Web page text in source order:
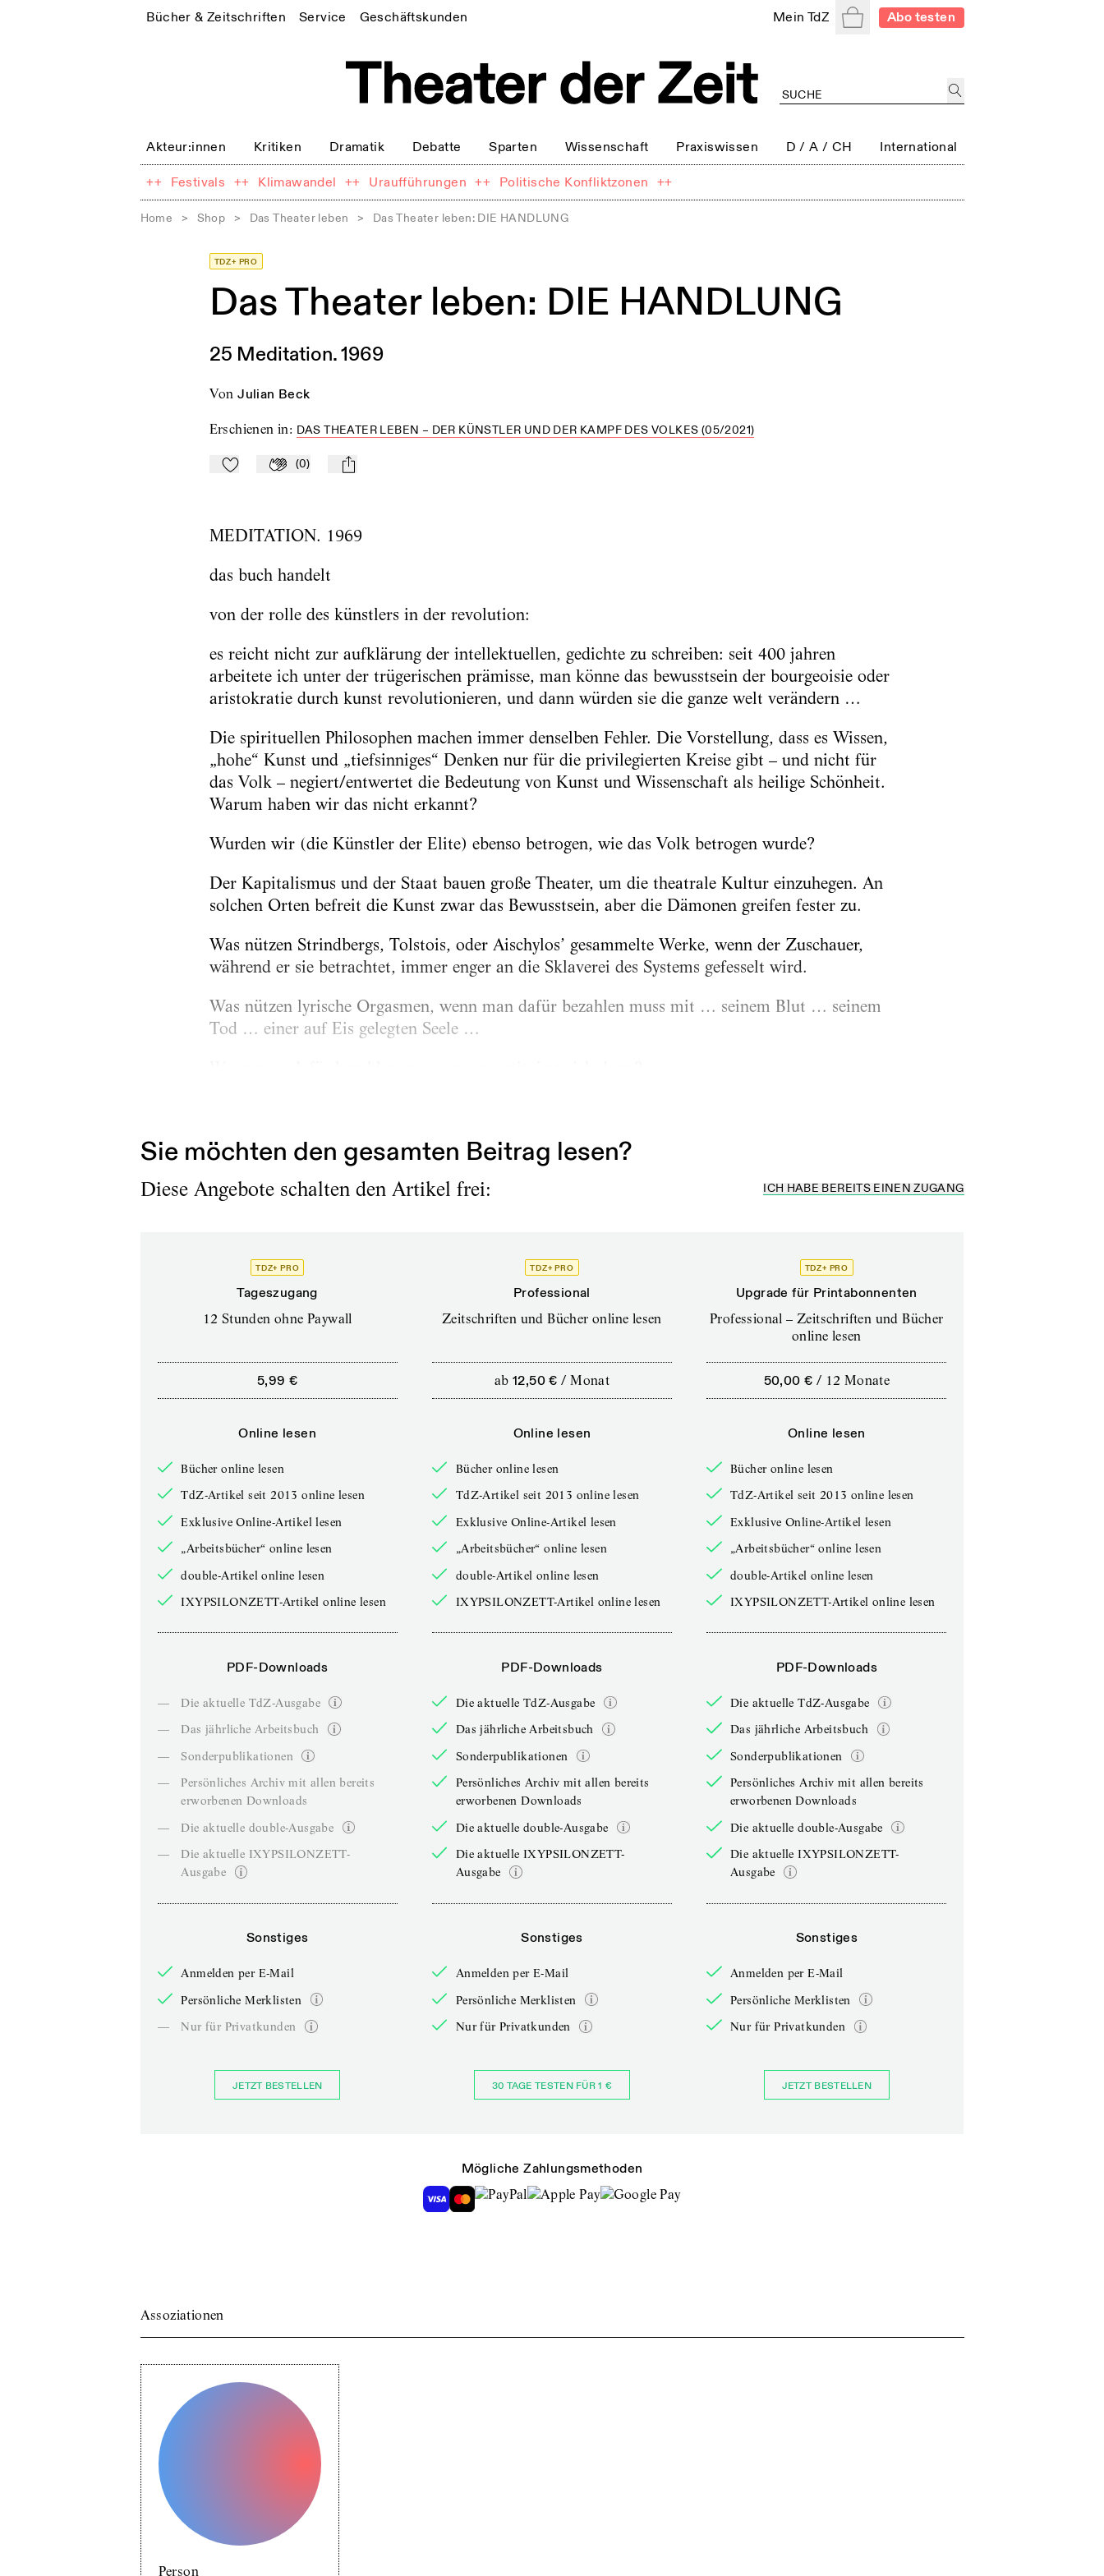
Bücher & Zeitschriften Service Geschäftskunden Mein TdZ WarenkorbAbo testen
Akteur:innen Kritiken Dramatik Debatte Sparten Wissenschaft Praxiswissen D / A / CH International
++ Festivals ++ Klimawandel ++ Uraufführungen ++ Politische Konfliktzonen ++
Home > Shop > Das Theater leben > Das Theater leben: DIE HANDLUNG
TDZ+ PRO
Das Theater leben: DIE HANDLUNG
25 Meditation. 1969
von Julian Beck
Erschienen in: DAS THEATER LEBEN – DER KÜNSTLER UND DER KAMPF DES VOLKES (05/2021)
Zu Mein-TdZ hinzufügen
Applaudieren
(0) mail
MEDITATION. 1969
das buch handelt
von der rolle des künstlers in der revolution:
es reicht nicht zur aufklärung der intellektuellen, gedichte zu schreiben: seit 400 jahren
arbeitete ich unter der trügerischen prämisse, man könne das bewusstsein der bourgeoisie oder
aristokratie durch kunst revolutionieren, und dann würden sie die ganze welt verändern …
Die spirituellen Philosophen machen immer denselben Fehler. Die Vorstellung, dass es Wissen,
„hohe“ Kunst und „tiefsinniges“ Denken nur für die privilegierten Kreise gibt – und nicht für
das Volk – negiert/entwertet die Bedeutung von Kunst und Wissenschaft als heilige Schönheit.
Warum haben wir das nicht erkannt?
Wurden wir (die Künstler der Elite) ebenso betrogen, wie das Volk betrogen wurde?
Der Kapitalismus und der Staat bauen große Theater, um die theatrale Kultur einzuhegen. An
solchen Orten befreit die Kunst zwar das Bewusstsein, aber die Dämonen greifen fester zu.
Was nützen Strindbergs, Tolstois, oder Aischylos’ gesammelte Werke, wenn der Zuschauer,
während er sie betrachtet, immer enger an die Sklaverei des Systems gefesselt wird.
Was nützen lyrische Orgasmen, wenn man dafür bezahlen muss mit … seinem Blut … seinem
Tod … einer auf Eis gelegten Seele …
Sie möchten den gesamten Beitrag lesen?
Diese Angebote schalten den Artikel frei: ICH HABE BEREITS EINEN ZUGANG
TDZ+ PRO
Tageszugang
12 Stunden ohne Paywall
5,99 €
Online lesen
Bücher online lesen
TdZ-Artikel seit 2013 online lesen
Exklusive Online-Artikel lesen
„Arbeitsbücher“ online lesen
double-Artikel online lesen
IXYPSILONZETT-Artikel online lesen
PDF-Downloads
—
Die aktuelle TdZ-Ausgabe
—
Das jährliche Arbeitsbuch
—
Sonderpublikationen
—
Persönliches Archiv mit allen bereits
erworbenen Downloads
—
Die aktuelle double-Ausgabe
—
Die aktuelle IXYPSILONZETT-
Ausgabe
Sonstiges
Anmelden per E-Mail
Persönliche Merklisten
—
Nur für Privatkunden
JETZT BESTELLEN
TDZ+ PRO
Professional
Zeitschriften und Bücher online lesen
ab 12,50 € /Monat
Online lesen
Bücher online lesen
TdZ-Artikel seit 2013 online lesen
Exklusive Online-Artikel lesen
„Arbeitsbücher“ online lesen
double-Artikel online lesen
IXYPSILONZETT-Artikel online lesen
PDF-Downloads
Die aktuelle TdZ-Ausgabe
Das jährliche Arbeitsbuch
Sonderpublikationen
Persönliches Archiv mit allen bereits
erworbenen Downloads
Die aktuelle double-Ausgabe
Die aktuelle IXYPSILONZETT-
Ausgabe
Sonstiges
Anmelden per E-Mail
Persönliche Merklisten
Nur für Privatkunden
30 TAGE TESTEN FÜR 1 €
TDZ+ PRO
Upgrade für Printabonnenten
Professional – Zeitschriften und Bücher
online lesen
50,00 € / 12 Monate
Online lesen
Bücher online lesen
TdZ-Artikel seit 2013 online lesen
Exklusive Online-Artikel lesen
„Arbeitsbücher“ online lesen
double-Artikel online lesen
IXYPSILONZETT-Artikel online lesen
PDF-Downloads
Die aktuelle TdZ-Ausgabe
Das jährliche Arbeitsbuch
Sonderpublikationen
Persönliches Archiv mit allen bereits
erworbenen Downloads
Die aktuelle double-Ausgabe
Die aktuelle IXYPSILONZETT-
Ausgabe
Sonstiges
Anmelden per E-Mail
Persönliche Merklisten
Nur für Privatkunden
JETZT BESTELLEN
Mögliche Zahlungsmethoden
Assoziationen
Person